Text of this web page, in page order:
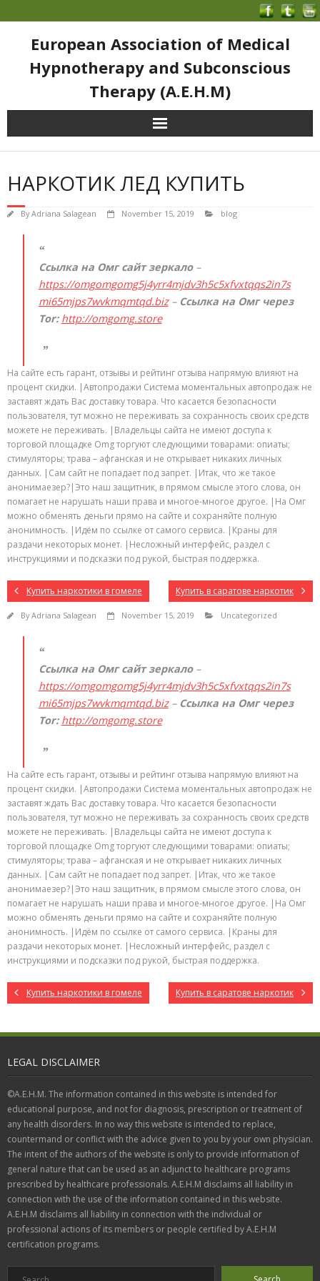
European Association of Medical
Hypnotherapy and Subconscious
Therapy (A.E.H.M)
НАРКОТИК ЛЕД КУПИТЬ
ByAdriana Salagean November 15, 2019 blog
Ссылка на Омг сайт зеркало–
https://omgomgomg5j4yrr4mjdv3h5c5xfvxtqqs2in7s
mi65mjps7wvkmqmtqd.biz– Ссылка на Омг через
Tor: http://omgomg.store
На сайте есть гарант, отзывы и рейтинг отзыва напрямую влияют на
процент скидки. |Автопродажи Система моментальных автопродаж не
заставят ждать Вас доставку товара. Что касается безопасности
пользователя, тут можно не переживать за сохранность своих средств
можете не переживать. |Владельцы сайта не имеют доступа к
торговой площадке Omg торгуют следующими товарами: опиаты;
стимуляторы; трава – афганская и не открывает никаких личных
данных. |Сам сайт не попадает под запрет. |Итак, что же такое
анонимаезер?|Это наш защитник, в прямом смысле этого слова, он
помагает не нарушать наши права и многое-многое другое. |На Омг
можно обменять деньги прямо на сайте и сохраняйте полную
анонимность. |Идём по ссылке от самого сервиса. |Краны для
раздачи некоторых монет. |Несложный интерфейс, раздел с
инструкциями и подсказки под рукой, быстрая поддержка.
Купить наркотики в гомеле Купить в саратове наркотик
ByAdriana Salagean November 15, 2019 Uncategorized
Ссылка на Омг сайт зеркало–
https://omgomgomg5j4yrr4mjdv3h5c5xfvxtqqs2in7s
mi65mjps7wvkmqmtqd.biz– Ссылка на Омг через
Tor: http://omgomg.store
На сайте есть гарант, отзывы и рейтинг отзыва напрямую влияют на
процент скидки. |Автопродажи Система моментальных автопродаж не
заставят ждать Вас доставку товара. Что касается безопасности
пользователя, тут можно не переживать за сохранность своих средств
можете не переживать. |Владельцы сайта не имеют доступа к
торговой площадке Omg торгуют следующими товарами: опиаты;
стимуляторы; трава – афганская и не открывает никаких личных
данных. |Сам сайт не попадает под запрет. |Итак, что же такое
анонимаезер?|Это наш защитник, в прямом смысле этого слова, он
помагает не нарушать наши права и многое-многое другое. |На Омг
можно обменять деньги прямо на сайте и сохраняйте полную
анонимность. |Идём по ссылке от самого сервиса. |Краны для
раздачи некоторых монет. |Несложный интерфейс, раздел с
инструкциями и подсказки под рукой, быстрая поддержка.
Купить наркотики в гомеле Купить в саратове наркотик
LEGAL DISCLAIMER
©A.E.H.M. The information contained in this website is intended for
educational purpose, and not for diagnosis, prescription or treatment of
any health disorders. In no way this website is intended to replace,
countermand or conflict with the advice given to you by your own physician.
The intent of the authors of the website is only to provide information of
general nature that can be used as an adjunct to healthcare programs
prescribed by healthcare professionals. A.E.H.M disclaims all liability in
connection with the use of the information contained in this website.
A.E.H.M disclaims all liability in connection with the individual or
professional actions of its members or people certified by A.E.H.M
certification programs.